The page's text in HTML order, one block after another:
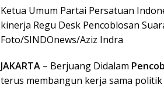
Ketua Umum Partai Persatuan
kinerja Regu Desk Pencoblosan
Foto/SINDOnews/Aziz Indra
JAKARTA – Berjuang Didalam
terus membangun kerja sama